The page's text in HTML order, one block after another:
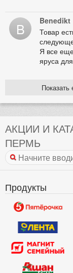
B Benedikt
Товар
Я все
яруса
АКЦИИ И
ПЕРМЬ
Продукты